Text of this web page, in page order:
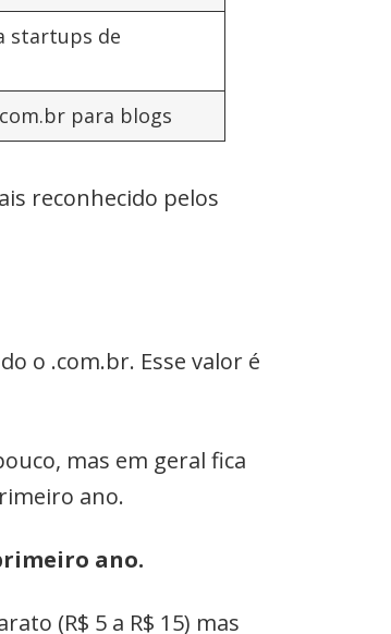
startups de
para blogs
reconhecido pelos
o .com.br. Esse valor é
mas em geral fica
ano.
ano.
(R$ 5 a R$ 15) mas